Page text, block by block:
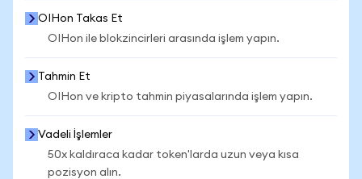
OIHon Takas Et
OIHon ile blokzincirleri arasında işlem yapın.
Tahmin Et
OIHon ve kripto tahmin piyasalarında işlem yapın.
Vadeli İşlemler
50x kaldıraca kadar token'larda uzun veya kısa
pozisyon alın.